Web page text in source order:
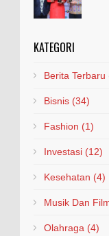
KATEGORI
Berita Terbaru
Bisnis (34)
Fashion (1)
Investasi (12)
Kesehatan (4)
Musik Dan
Olahraga (4)